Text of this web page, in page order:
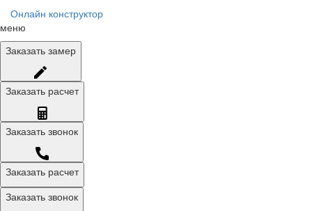
Онлайн конструктор
меню
Заказать замер
Заказать расчет
Заказать звонок
Заказать расчет
Заказать звонок